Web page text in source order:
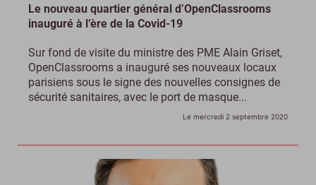
Le nouveau quartier général d’OpenClassrooms
inauguré à l’ère de la Covid-19
Sur fond de visite du ministre des PME Alain Griset,
OpenClassrooms a inauguré ses nouveaux locaux
parisiens sous le signe des nouvelles consignes de
sécurité sanitaires, avec le port de masque...
Le mercredi 2 septembre 2020